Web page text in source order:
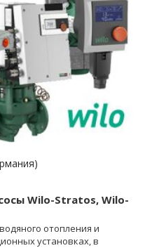
Wilo-Stratos, Wilo-
отопления и
установках, в